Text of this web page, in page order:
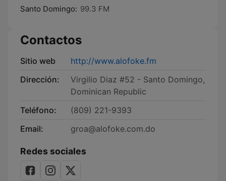
Santo Domingo: 99.3 FM
Contactos
Sitio web
http://www.alofoke.fm
Dirección:
Virgilio Diaz #52 - Santo Domingo,
Dominican Republic
Teléfono:
(809) 221-9393
Email:
groa@alofoke.com.do
Redes sociales